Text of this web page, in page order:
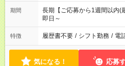
期間
長期【ご応募から1週間以内(
即日～
特徴 履歴書不要 / シフト勤務 / 電
気になる！ 応募